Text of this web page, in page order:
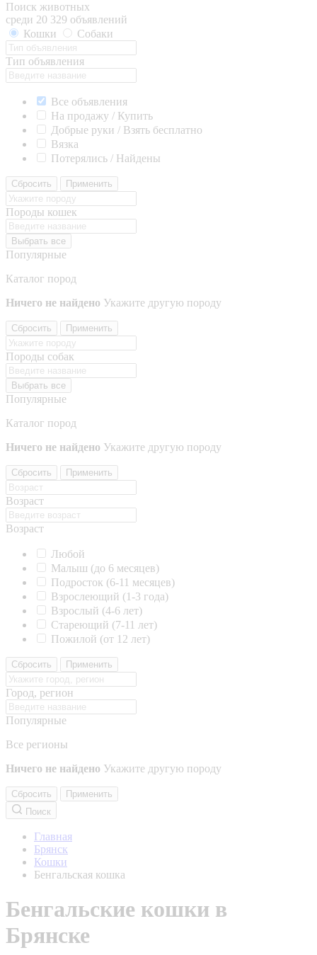
Поиск животных
среди 20 329 объявлений
Кошки
Собаки
Тип объявления
Все объявления
На продажу / Купить
Добрые руки / Взять бесплатно
Вязка
Потерялись / Найдены
Сбросить Применить
Породы кошек
Выбрать все
Популярные
Каталог пород
Ничего не найдено Укажите другую породу
Сбросить Применить
Породы собак
Выбрать все
Популярные
Каталог пород
Ничего не найдено Укажите другую породу
Сбросить Применить
Возраст
Возраст
Любой
Малыш (до 6 месяцев)
Подросток (6-11 месяцев)
Взрослеющий (1-3 года)
Взрослый (4-6 лет)
Стареющий (7-11 лет)
Пожилой (от 12 лет)
Сбросить Применить
Город, регион
Популярные
Все регионы
Ничего не найдено Укажите другую породу
Сбросить
Применить
Поиск
Главная
Брянск
Кошки
Бенгальская кошка
Бенгальские кошки в
Брянске